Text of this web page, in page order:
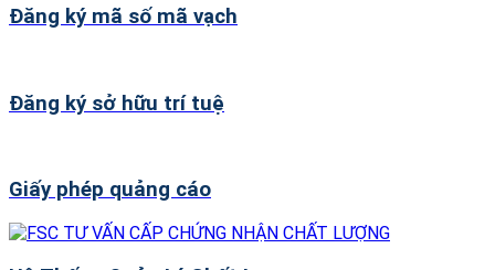
Đăng ký mã số mã vạch
Đăng ký sở hữu trí tuệ
Giấy phép quảng cáo